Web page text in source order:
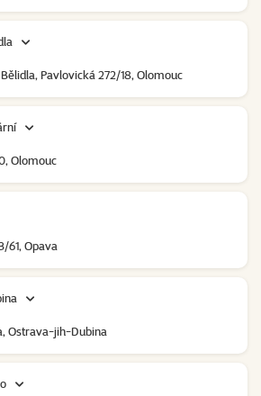
Pavlovická 272/18, Olomouc
Olomouc
61, Opava
Ostrava-jih-Dubina